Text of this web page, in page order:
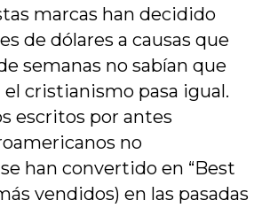
marcas han decidido
de dólares a causas que
semanas no sabían que
el cristianismo pasa igual.
escritos por antes
no
han convertido en “Best
vendidos) en las pasadas